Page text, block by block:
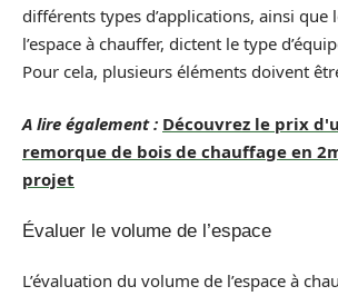
différents types d’applications, ainsi que
l’espace à chauffer, dictent le type
Pour cela, plusieurs éléments doivent
A lire également : Découvrez le prix
remorque de bois de chauffage en
projet
Évaluer le volume de l’espace
L’évaluation du volume de l’espace à